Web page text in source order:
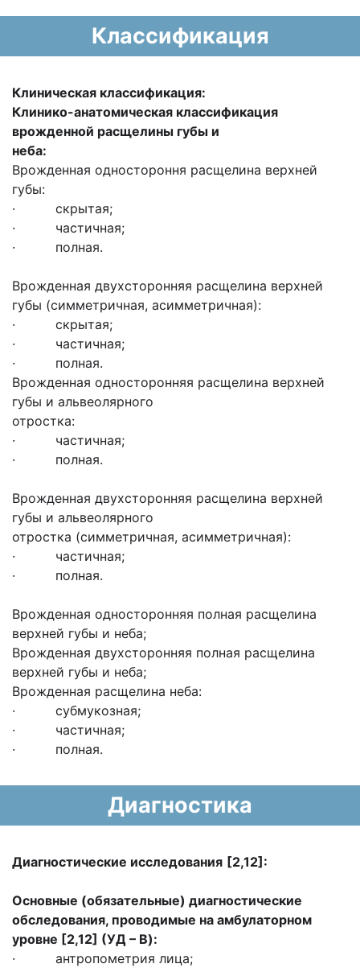
Классификация
Клиническая классификация:
Клинико-анатомическая классификация
врожденной расщелины губы и
неба:
Врожденная одностороння расщелина верхней
губы:
· скрытая;
· частичная;
· полная.
Врожденная двухсторонняя расщелина верхней
губы (симметричная, асимметричная):
· скрытая;
· частичная;
· полная.
Врожденная односторонняя расщелина верхней
губы и альвеолярного
отростка:
· частичная;
· полная.
Врожденная двухсторонняя расщелина верхней
губы и альвеолярного
отростка (симметричная, асимметричная):
· частичная;
· полная.
Врожденная односторонняя полная расщелина
верхней губы и неба;
Врожденная двухсторонняя полная расщелина
верхней губы и неба;
Врожденная расщелина неба:
· субмукозная;
· частичная;
· полная.
Диагностика
Диагностические исследования [2,12]:
Основные (обязательные) диагностические
обследования, проводимые на амбулаторном
уровне [2,12] (УД – B):
· антропометрия лица;